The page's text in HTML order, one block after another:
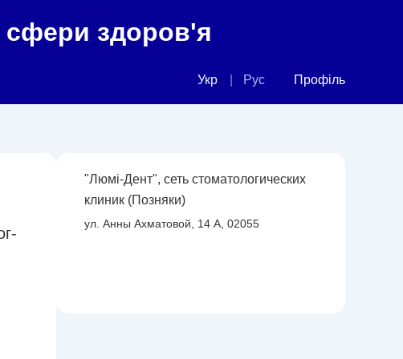
сфери здоров'я
Укр Рус Профіль
"Люмі-Дент", сеть стоматологических
клиник (Позняки)
ул. Анны Ахматовой, 14 А, 02055